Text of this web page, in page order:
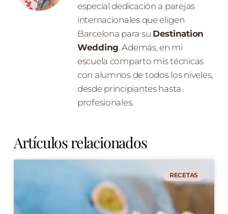
especial dedicación a parejas
internacionales que eligen
Barcelona para su Destination
Wedding. Además, en mi
escuela comparto mis técnicas
con alumnos de todos los niveles,
desde principiantes hasta
profesionales.
Artículos relacionados
RECETAS